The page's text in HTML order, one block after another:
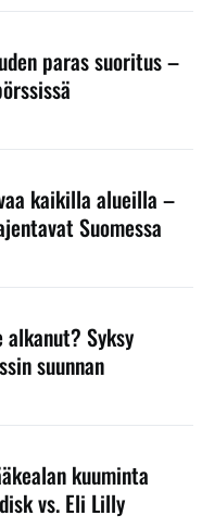
paras suoritus –
kaikilla alueilla –
Suomessa
alkanut? Syksy
suunnan
kuuminta
vs. Eli Lilly